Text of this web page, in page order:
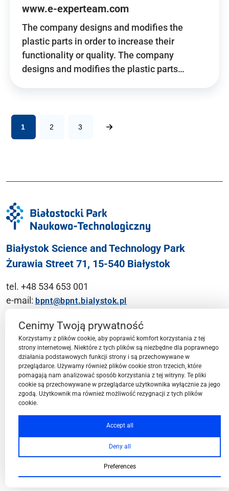
www.e-experteam.com
The company designs and modifies the
plastic parts in order to increase their
functionality or quality. The company
designs and modifies the plastic parts…
1 2 3
Białystok Science and Technology Park
Żurawia Street 71, 15-540 Białystok
tel. +48 534 653 001
e-mail: bpnt@bpnt.bialystok.pl
Contact
BPN-T Area
BPN-T Offer
Cenimy Twoją prywatność
Korzystamy z plików cookie, aby poprawić komfort korzystania z tej
strony internetowej. Niektóre z tych plików są niezbędne dla poprawnego
działania podstawowych funkcji strony i są przechowywane w
przeglądarce. Używamy również plików cookie stron trzecich, które
pomagają nam analizować sposób korzystania z tej witryny. Te pliki
cookie są przechowywane w przeglądarce użytkownika wyłącznie za jego
zgodą. Użytkownik ma również możliwość rezygnacji z tych plików
cookie.
Accept all
Deny all
Preferences